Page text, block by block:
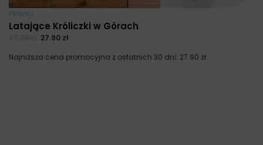
Plakaty
Latające Króliczki w Górach
27.90 zł
Najniższa cena promocyjna z ostatnich 30 dni: 27.90 zł.